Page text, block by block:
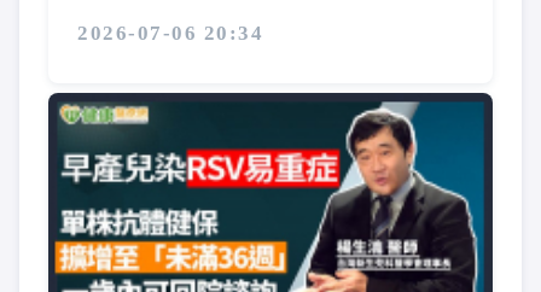
2026-07-06 20:34